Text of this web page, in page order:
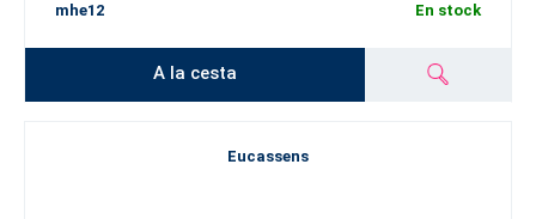
mhe12 En stock
A la cesta
Eucassens